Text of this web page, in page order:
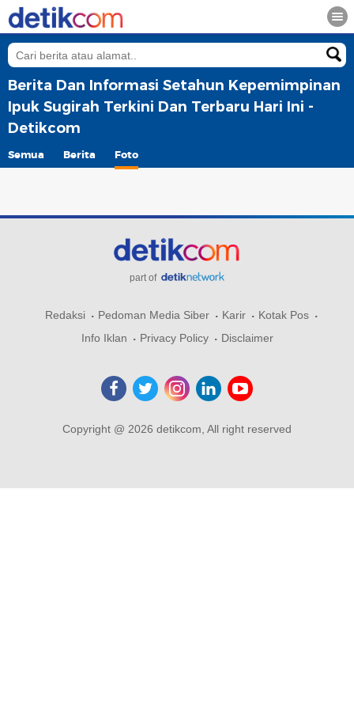
Berita Dan Informasi Setahun Kepemimpinan
Ipuk Sugirah Terkini Dan Terbaru Hari Ini -
Detikcom
Semua Berita Foto
part of
Redaksi Pedoman Media Siber Karir
Kotak Pos
Info Iklan
Privacy Policy Disclaimer
Copyright @ 2026 detikcom, All right reserved